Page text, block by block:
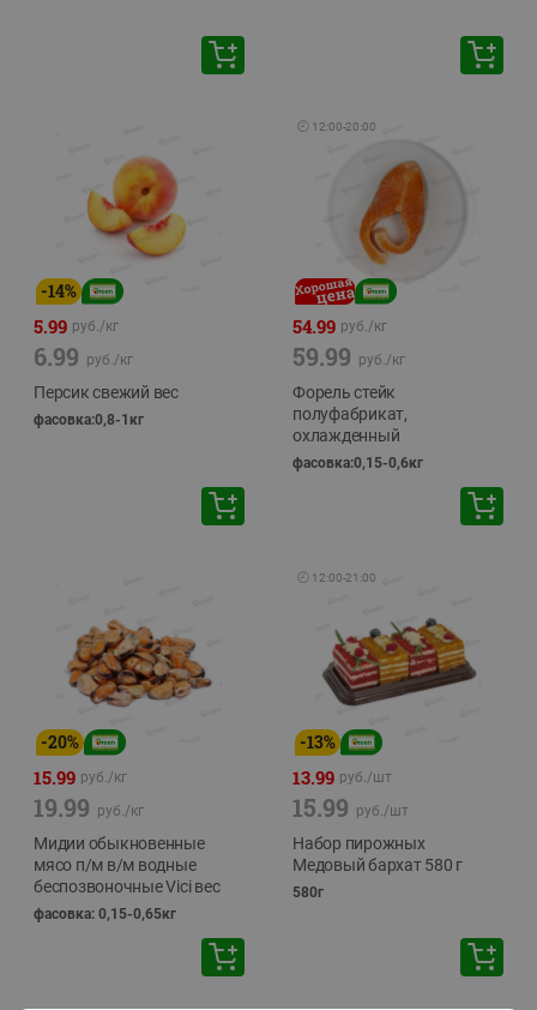
-14%
5.99 руб./кг
6.99 руб./кг
Персик свежий вес
фасовка:0,8-1кг
🕘 12:00-20:00
54.99 руб./кг
59.99 руб./кг
Форель стейк
полуфабрикат,
охлажденный
фасовка:0,15-0,6кг
-20%
15.99 руб./кг
19.99 руб./кг
Мидии обыкновенные
мясо п/м в/м водные
беспозвоночные Vici вес
фасовка: 0,15-0,65кг
🕘 12:00-21:00
-13%
13.99 руб./шт
15.99 руб./шт
Набор пирожных
Медовый бархат 580 г
580г